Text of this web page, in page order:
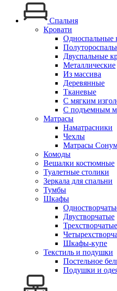
Спальня
Кровати
Односпальные
Двуспальные
Металлические
Из массива
Деревянные
Тканевые
С мягким
С подъемным
Матрасы
Наматрасники
Чехлы
Матрасы
Комоды
Вешалки костюмные
Туалетные столики
Зеркала для спальни
Тумбы
Шкафы
Двустворчатые
Шкафы-купе
Текстиль и подушки
Постельное
Подушки и